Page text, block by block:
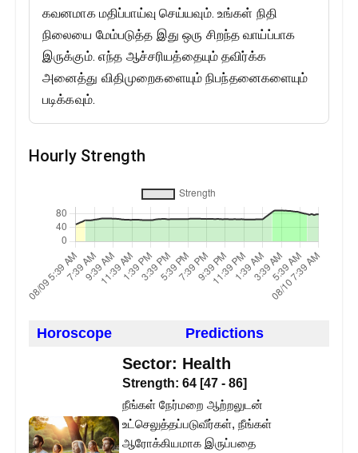
கவனமாக மதிப்பாய்வு செய்யவும். உங்கள் நிதி
நிலையை மேம்படுத்த இது ஒரு சிறந்த வாய்ப்பாக
இருக்கும். எந்த ஆச்சரியத்தையும் தவிர்க்க
அனைத்து விதிமுறைகளையும் நிபந்தனைகளையும்
படிக்கவும்.
Hourly Strength
Horoscope Predictions
Sector: Health
Strength: 64 [47 - 86]
நீங்கள் நேர்மறை ஆற்றலுடன்
உட்செலுத்தப்படுவீர்கள், நீங்கள்
ஆரோக்கியமாக இருப்பதை